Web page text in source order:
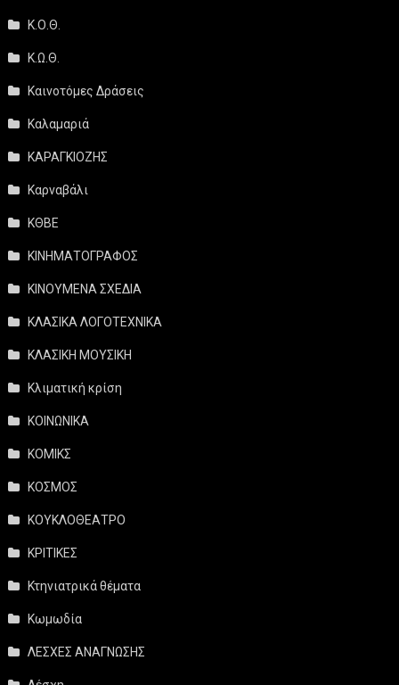
Κ.Ο.Θ.
Κ.Ω.Θ.
Καινοτόμες Δράσεις
Καλαμαριά
ΚΑΡΑΓΚΙΟΖΗΣ
Καρναβάλι
ΚΘΒΕ
ΚΙΝΗΜΑΤΟΓΡΑΦΟΣ
ΚΙΝΟΥΜΕΝΑ ΣΧΕΔΙΑ
ΚΛΑΣΙΚΑ ΛΟΓΟΤΕΧΝΙΚΑ
ΚΛΑΣΙΚΗ ΜΟΥΣΙΚΗ
Κλιματική κρίση
ΚΟΙΝΩΝΙΚΑ
ΚΟΜΙΚΣ
ΚΟΣΜΟΣ
ΚΟΥΚΛΟΘΕΑΤΡΟ
ΚΡΙΤΙΚΕΣ
Κτηνιατρικά θέματα
Κωμωδία
ΛΕΣΧΕΣ ΑΝΑΓΝΩΣΗΣ